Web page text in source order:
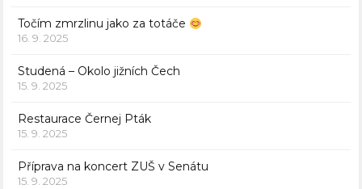
Točím zmrzlinu jako za totáče
16. 9. 2025
Studená – Okolo jižních Čech
15. 9. 2025
Restaurace Černej Pták
15. 9. 2025
Příprava na koncert ZUŠ v Senátu
15. 9. 2025